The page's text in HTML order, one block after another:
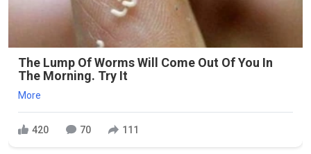
The Lump Of Worms Will Come Out Of You In
The Morning. Try It
More
420 70 111